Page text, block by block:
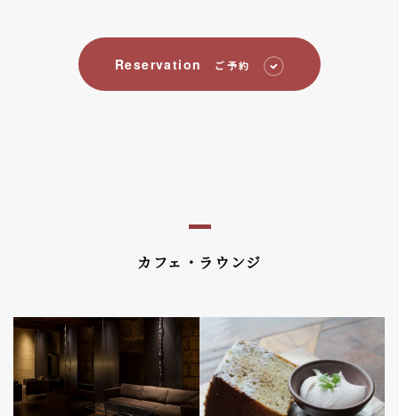
Reservation ご予約
カフェ・ラウンジ